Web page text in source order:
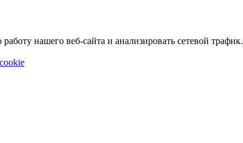
нашего веб-сайта и анализировать сетевой трафик.